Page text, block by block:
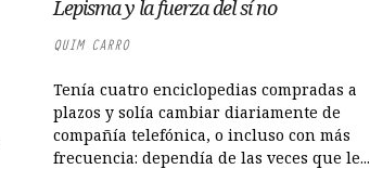
Lepisma y la fuerza del sí no
QUIM CARRO
Tenía cuatro enciclopedias compradas a
plazos y solía cambiar diariamente de
compañía telefónica, o incluso con más
frecuencia: dependía de las veces que le...